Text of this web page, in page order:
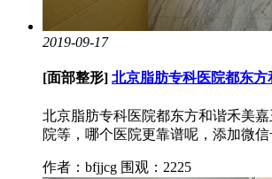
2019-09-17
[面部整形] 北京脂肪专科医院都东
北京脂肪专科医院都东方和谐禾美
院等，哪个医院更靠谱呢，添加微
作者：bfjjcg 围观：2225